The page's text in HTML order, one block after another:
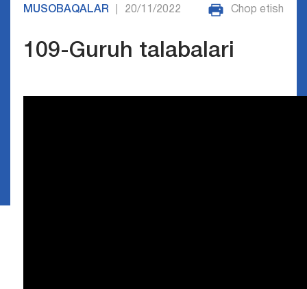
MUSOBAQALAR 20/11/2022 Chop etish
109-Guruh talabalari